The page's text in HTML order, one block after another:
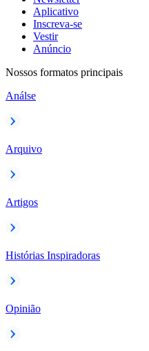
Aplicativo
Inscreva-se
Vestir
Anúncio
Nossos formatos principais
Análse
Arquivo
Artigos
Histórias Inspiradoras
Opinião